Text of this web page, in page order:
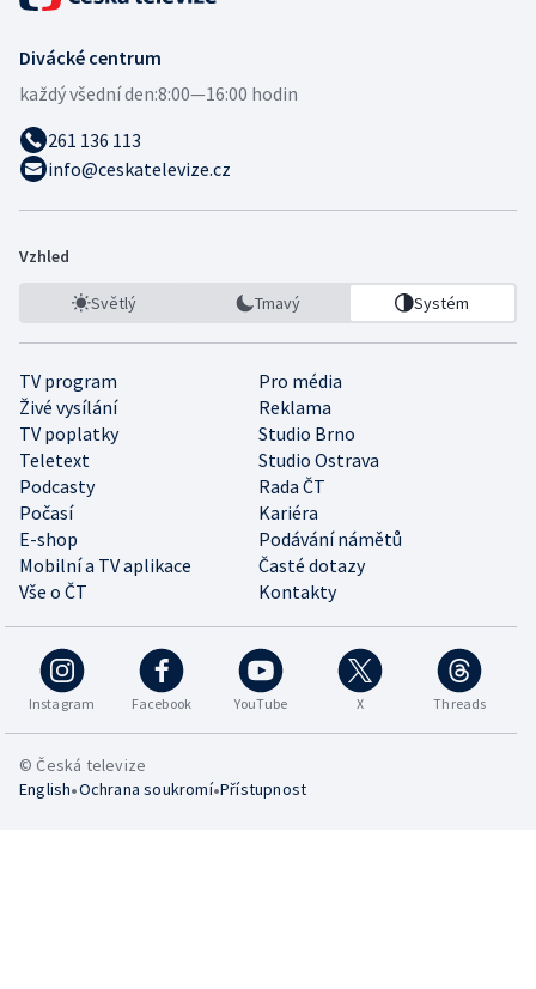
Divácké centrum
každý všední den:8:00—16:00 hodin
261 136 113
info@ceskatelevize.cz
Vzhled
Světlý Tmavý Systém
TV program
Pro média
Živé vysílání
Reklama
TV poplatky
Studio Brno
Teletext
Studio Ostrava
Podcasty
Rada ČT
Počasí
Kariéra
E-shop
Podávání námětů
Mobilní a TV aplikace
Časté dotazy
Vše o ČT
Kontakty
Instagram Facebook YouTube X Threads
© Česká televize
English•Ochrana soukromí•Přístupnost